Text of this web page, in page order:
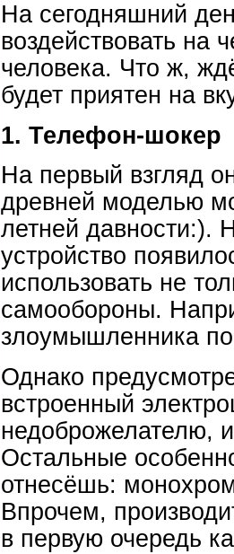
На сегодняшний
воздействовать на
человека. Что ж,
будет приятен на
1. Телефон-шокер
На первый взгляд
древней моделью
летней давности:).
устройство
использовать не
самообороны.
злоумышленника по
Однако
встроенный
недоброжелателю,
Остальные
отнесёшь:
Впрочем,
в первую очередь